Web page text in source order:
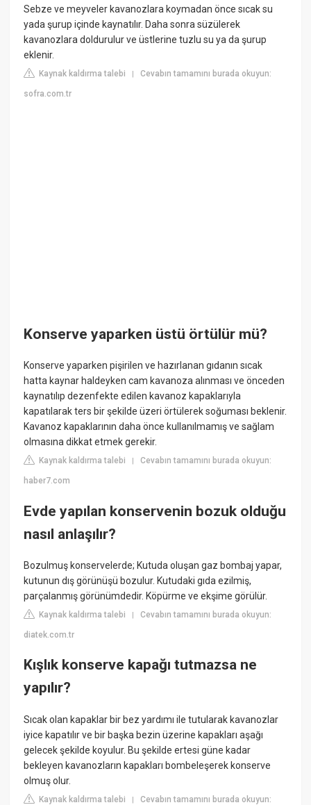
Sebze ve meyveler kavanozlara koymadan önce sıcak su
yada şurup içinde kaynatılır. Daha sonra süzülerek
kavanozlara doldurulur ve üstlerine tuzlu su ya da şurup
eklenir.
Kaynak kaldırma talebi |Cevabın tamamını burada okuyun:
sofra.com.tr
Konserve yaparken üstü örtülür mü?
Konserve yaparken pişirilen ve hazırlanan gıdanın sıcak
hatta kaynar haldeyken cam kavanoza alınması ve önceden
kaynatılıp dezenfekte edilen kavanoz kapaklarıyla
kapatılarak ters bir şekilde üzeri örtülerek soğuması beklenir.
Kavanoz kapaklarının daha önce kullanılmamış ve sağlam
olmasına dikkat etmek gerekir.
Kaynak kaldırma talebi |Cevabın tamamını burada okuyun:
haber7.com
Evde yapılan konservenin bozuk olduğu
nasıl anlaşılır?
Bozulmuş konservelerde; Kutuda oluşan gaz bombaj yapar,
kutunun dış görünüşü bozulur. Kutudaki gıda ezilmiş,
parçalanmış görünümdedir. Köpürme ve ekşime görülür.
Kaynak kaldırma talebi |Cevabın tamamını burada okuyun:
diatek.com.tr
Kışlık konserve kapağı tutmazsa ne
yapılır?
Sıcak olan kapaklar bir bez yardımı ile tutularak kavanozlar
iyice kapatılır ve bir başka bezin üzerine kapakları aşağı
gelecek şekilde koyulur. Bu şekilde ertesi güne kadar
bekleyen kavanozların kapakları bombeleşerek konserve
olmuş olur.
Kaynak kaldırma talebi |Cevabın tamamını burada okuyun: